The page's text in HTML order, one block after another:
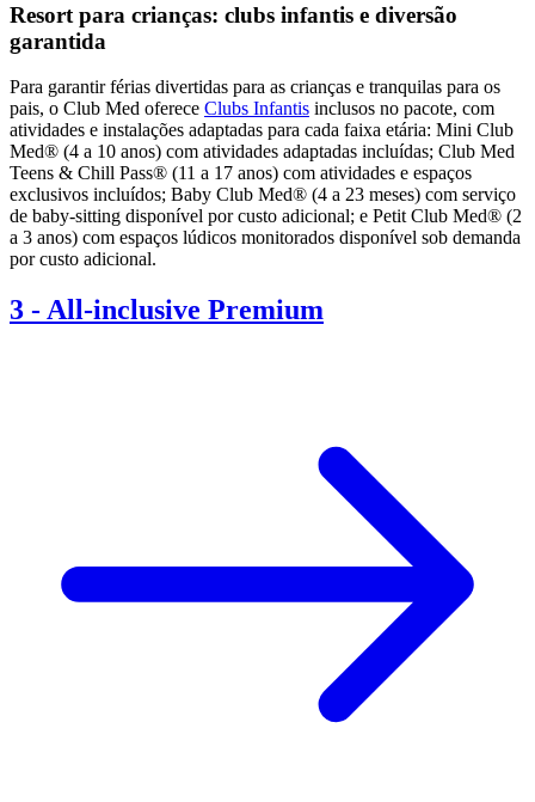
Resort para crianças: clubs infantis e diversão
garantida
Para garantir férias divertidas para as crianças e tranquilas para os
pais, o Club Med oferece Clubs Infantis inclusos no pacote, com
atividades e instalações adaptadas para cada faixa etária: Mini Club
Med® (4 a 10 anos) com atividades adaptadas incluídas; Club Med
Teens & Chill Pass® (11 a 17 anos) com atividades e espaços
exclusivos incluídos; Baby Club Med® (4 a 23 meses) com serviço
de baby-sitting disponível por custo adicional; e Petit Club Med® (2
a 3 anos) com espaços lúdicos monitorados disponível sob demanda
por custo adicional.
3 -All-inclusive Premium